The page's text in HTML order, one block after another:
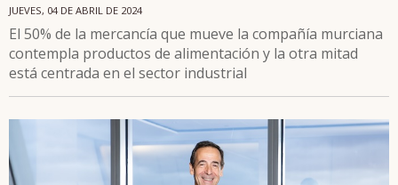
JUEVES, 04 DE ABRIL DE 2024
El 50% de la mercancía que mueve la compañía murciana
contempla productos de alimentación y la otra mitad
está centrada en el sector industrial